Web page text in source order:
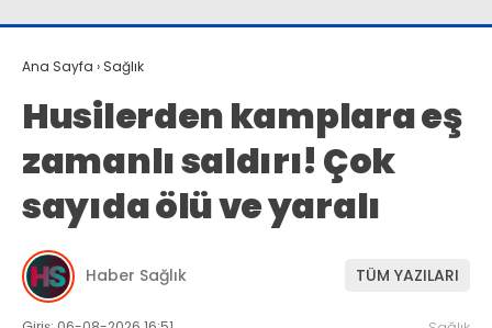
Ana Sayfa › Sağlık
Husilerden kamplara eş
zamanlı saldırı! Çok
sayıda ölü ve yaralı
Haber Sağlık TÜM YAZILARI